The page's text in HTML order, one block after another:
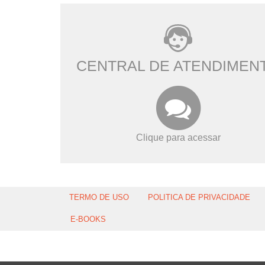
CENTRAL DE
Clique para acessar
TERMO DE USO POLITICA DE PRIVACIDADE
E-BOOKS